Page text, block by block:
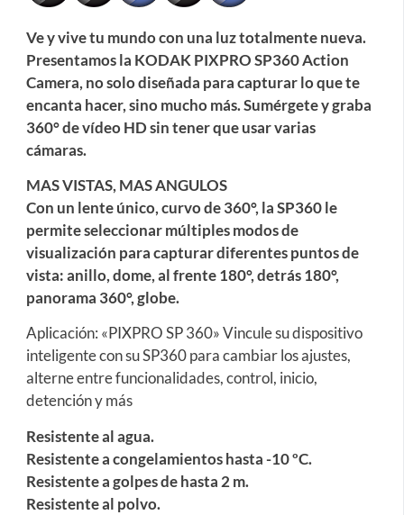
Ve y vive tu mundo con una luz totalmente nueva.
Presentamos la KODAK PIXPRO SP360 Action
Camera, no solo diseñada para capturar lo que te
encanta hacer, sino mucho más. Sumérgete y graba
360° de vídeo HD sin tener que usar varias
cámaras.
MAS VISTAS, MAS ANGULOS
Con un lente único, curvo de 360°, la SP360 le
permite seleccionar múltiples modos de
visualización para capturar diferentes puntos de
vista: anillo, dome, al frente 180°, detrás 180°,
panorama 360°, globe.
Aplicación: «PIXPRO SP 360» Vincule su dispositivo
inteligente con su SP360 para cambiar los ajustes,
alterne entre funcionalidades, control, inicio,
detención y más
Resistente al agua.
Resistente a congelamientos hasta -10 ºC.
Resistente a golpes de hasta 2 m.
Resistente al polvo.